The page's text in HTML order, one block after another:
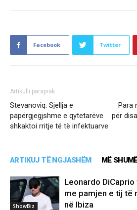
Facebook Twitter
Artikulli paraprak
Stevanoviq: Sjellja e
papërgjegjshme e qytetarëve
shkaktoi rritje të të infektuarve
Para
për
ARTIKUJ TË NGJASHËM MË
ShowBiz
Leonardo
me pamjen e tij të
në Ibiza